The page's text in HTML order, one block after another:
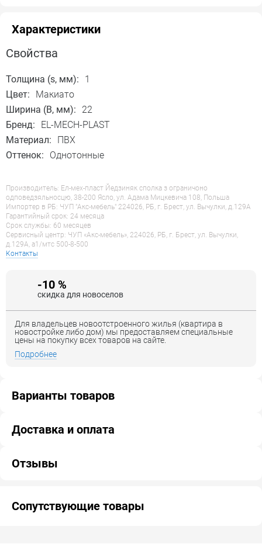
Характеристики
Свойства
Толщина (s, мм):
1
Цвет:
Макиато
Ширина (B, мм):
22
Бренд:
EL-MECH-PLAST
Материал:
ПВХ
Оттенок:
Однотонные
Производитель: Ел-мех-пласт Йедзиняк сполка з ограничоно
одповедзяльносцю, 38-200 Ясло, ул. Адама Мицкевича 108, Польша
Импортер в РБ: ЧУП "Акс-мебель" 224026, РБ, г. Брест, ул. Вычулки, д.129А
Гарантийный срок: 24 месяца
Срок службы: 60 месяцев
Сервисный центр: ЧУП «Акс-мебель», 224026, РБ, г. Брест, ул. Вычулки,
д.129А, a1/мтс 500-8-500
Контакты
-10 %
скидка для новоселов
Для владельцев новоотстроенного жилья (квартира в
новостройке либо дом) мы предоставляем специальные
цены на покупку всех товаров на сайте.
Подробнее
Варианты товаров
Доставка и оплата
Отзывы
Сопутствующие товары